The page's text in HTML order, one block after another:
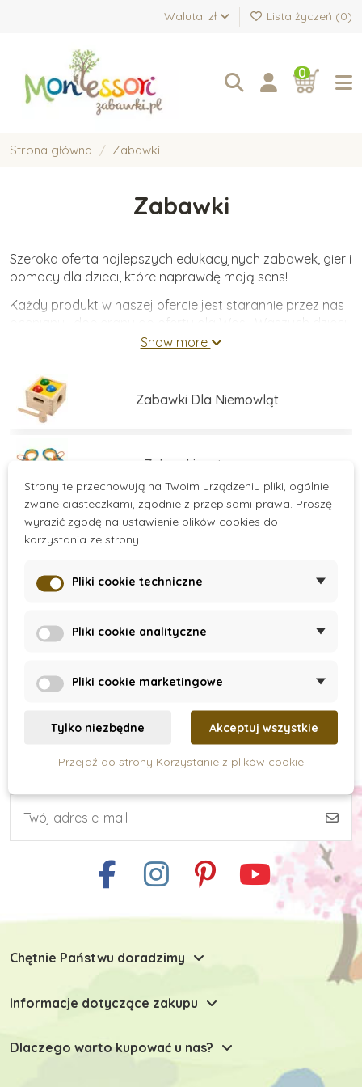
Waluta: zł Lista życzeń (0)
0
Strona główna Zabawki
Zabawki
Szeroka oferta najlepszych edukacyjnych zabawek, gier i
pomocy dla dzieci, które naprawdę mają sens!
Każdy produkt w naszej ofercie jest starannie przez nas
oceniany i dobierany do oferty dla Was i Waszych dzieci.
Oferujemy wyłącznie zabawki wykonane z wysokiej
świadomy rozwój dzieci.
Show more
Zabawki Dla Niemowląt
Zabawki motoryczne
Zabawki edukacyjne
Gry i łamigłówki
Zabawki typu Montessori
Zabawki do 6 miesiąca
Více kategorií
There are no products.
Subskrypcja newslettera
Chętnie Państwu doradzimy
Informacje dotyczące zakupu
Dlaczego warto kupować u nas?
Strony te przechowują na Twoim urządzeniu pliki, ogólnie
zwane ciasteczkami, zgodnie z przepisami prawa. Proszę
wyrazić zgodę na ustawienie plików cookies do
korzystania ze strony.
Pliki cookie techniczne
Pliki cookie analityczne
Pliki cookie marketingowe
Tylko niezbędne Akceptuj wszystkie
Przejdź do strony Korzystanie z plików cookie